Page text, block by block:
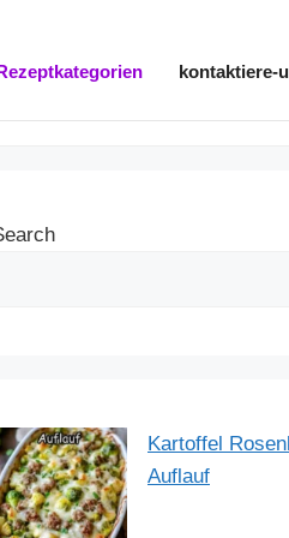
kontaktiere-
Kartoffel
Auflauf